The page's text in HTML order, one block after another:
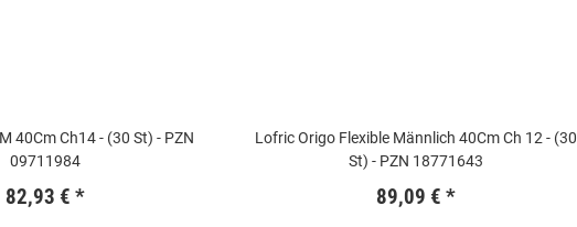
40Cm Ch14 - (30 St) - PZN
09711984
82,93 € *
Lofric Origo Flexible Männlich 40Cm Ch 12 - (30
St) - PZN 18771643
89,09 € *